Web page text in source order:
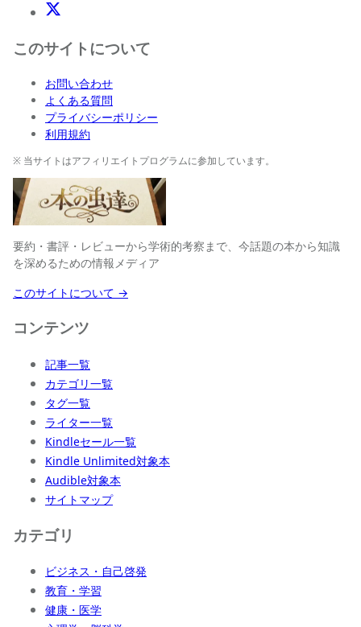
X(Twitter)
このサイトについて
お問い合わせ
よくある質問
プライバシーポリシー
利用規約
※ 当サイトはアフィリエイトプログラムに参加しています。
要約・書評・レビューから学術的考察まで、今話題の本から知識
を深めるための情報メディア
このサイトについて →
コンテンツ
記事一覧
カテゴリ一覧
タグ一覧
ライター一覧
Kindleセール一覧
Kindle Unlimited対象本
Audible対象本
サイトマップ
カテゴリ
ビジネス・自己啓発
教育・学習
健康・医学